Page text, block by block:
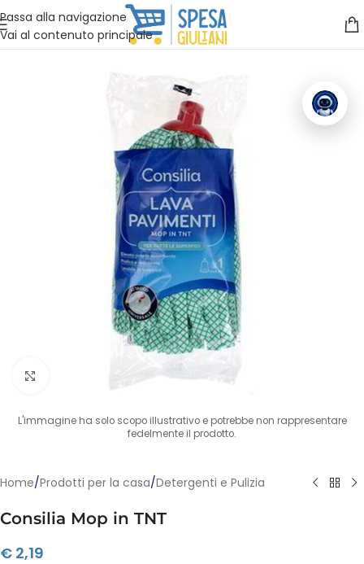
Passa alla navigazione
Vai al contenuto principale
Vuoi assistenza?Clicca qui e ti richiamiamo noi
Clicca per ingrandire
L'immagine ha solo scopo illustrativo e potrebbe non rappresentare
fedelmente il prodotto.
Home/Prodotti per la casa/Detergenti e Pulizia
Consilia Mop in TNT
€ 2,19